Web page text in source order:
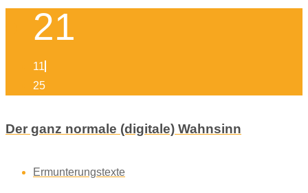
21
11
25
Der ganz normale (digitale) Wahnsinn
Ermunterungstexte